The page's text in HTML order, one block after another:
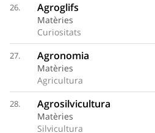
26. Agroglifs
Matèries
Curiositats
27. Agronomia
Matèries
Agricultura
28. Agrosilvicultura
Matèries
Silvicultura